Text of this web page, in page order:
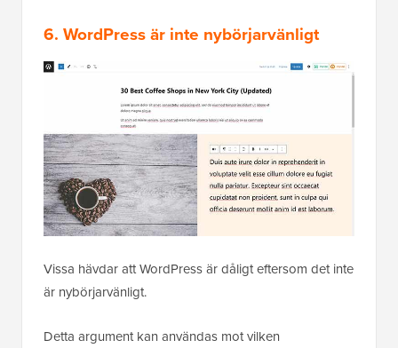
6. WordPress är inte nybörjarvänligt
Vissa hävdar att WordPress är dåligt eftersom det inte
är nybörjarvänligt.
Detta argument kan användas mot vilken